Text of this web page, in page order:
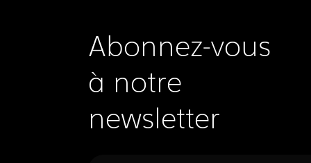
Abonnez-vous
à notre
newsletter